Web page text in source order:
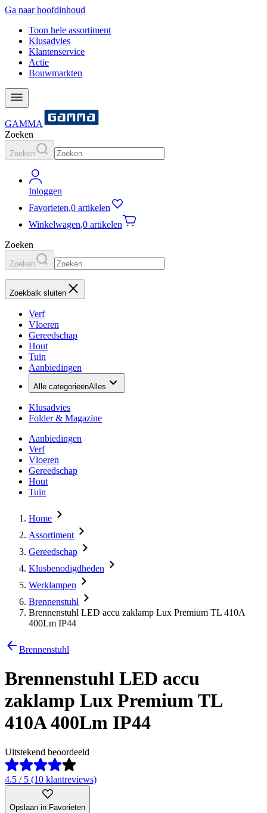
Ga naar hoofdinhoud
Toon hele assortiment
Klusadvies
Klantenservice
Actie
Bouwmarkten
GAMMA
Zoeken
Zoeken
Inloggen
Favorieten,0 artikelen
Winkelwagen,0 artikelen
Zoeken
Zoeken
Zoekbalk sluiten
Verf
Vloeren
Gereedschap
Hout
Tuin
Aanbiedingen
Alle categorieënAlles
Klusadvies
Folder & Magazine
Aanbiedingen
Verf
Vloeren
Gereedschap
Hout
Tuin
Home
Assortiment
Gereedschap
Klusbenodigdheden
Werklampen
Brennenstuhl
Brennenstuhl LED accu zaklamp Lux Premium TL 410A
400Lm IP44
Brennenstuhl
Brennenstuhl LED accu
zaklamp Lux Premium TL
410A 400Lm IP44
Uitstekend beoordeeld
4.5 / 5 (10 klantreviews)
Opslaan in Favorieten